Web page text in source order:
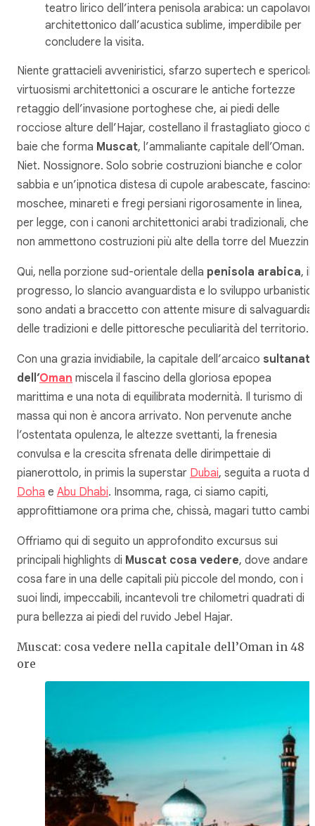
teatro lirico dell’intera penisola arabica: un
architettonico dall’acustica sublime, imperdibile per
concludere la visita.
Niente grattacieli avveniristici, sfarzo supertech e
virtuosismi architettonici a oscurare le antiche fortezze
retaggio dell’invasione portoghese che, ai piedi delle
rocciose alture dell’Hajar, costellano il frastagliato gioco di
baie che forma Muscat, l’ammaliante capitale dell’Oman.
Niet. Nossignore. Solo sobrie costruzioni bianche e color
sabbia e un’ipnotica distesa di cupole arabescate,
moschee, minareti e fregi persiani rigorosamente in linea,
per legge, con i canoni architettonici arabi tradizionali, che
non ammettono costruzioni più alte della torre del Muezzin.
Qui, nella porzione sud-orientale della penisola arabica, il
progresso, lo slancio avanguardista e lo sviluppo
sono andati a braccetto con attente misure di salvaguardia
delle tradizioni e delle pittoresche peculiarità del territorio.
Con una grazia invidiabile, la capitale dell’arcaico
dell’Oman miscela il fascino della gloriosa epopea
marittima e una nota di equilibrata modernità. Il turismo di
massa qui non è ancora arrivato. Non pervenute anche
l’ostentata opulenza, le altezze svettanti, la frenesia
convulsa e la crescita sfrenata delle dirimpettaie di
pianerottolo, in primis la superstar Dubai, seguita a ruota da
Doha e Abu Dhabi. Insomma, raga, ci siamo capiti,
approfittiamone ora prima che, chissà, magari tutto cambi.
Offriamo qui di seguito un approfondito excursus sui
principali highlights di Muscat cosa vedere, dove andare
cosa fare in una delle capitali più piccole del mondo, con i
suoi lindi, impeccabili, incantevoli tre chilometri quadrati di
pura bellezza ai piedi del ruvido Jebel Hajar.
Muscat: cosa vedere nella capitale dell’Oman in 48
ore